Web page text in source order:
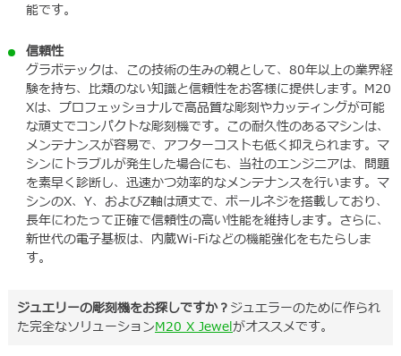
能です。
信頼性
グラボテックは、この技術の生みの親として、80年以上の業界経
験を持ち、比類のない知識と信頼性をお客様に提供します。M20
Xは、プロフェッショナルで高品質な彫刻やカッティングが可能
な頑丈でコンパクトな彫刻機です。この耐久性のあるマシンは、
メンテナンスが容易で、アフターコストも低く抑えられます。マ
シンにトラブルが発生した場合にも、当社のエンジニアは、問題
を素早く診断し、迅速かつ効率的なメンテナンスを行います。マ
シンのX、Y、およびZ軸は頑丈で、ボールネジを搭載しており、
長年にわたって正確で信頼性の高い性能を維持します。さらに、
新世代の電子基板は、内蔵Wi-Fiなどの機能強化をもたらしま
す。
ジュエリーの彫刻機をお探しですか？ジュエラーのために作られ
た完全なソリューションM20 X Jewelがオススメです。